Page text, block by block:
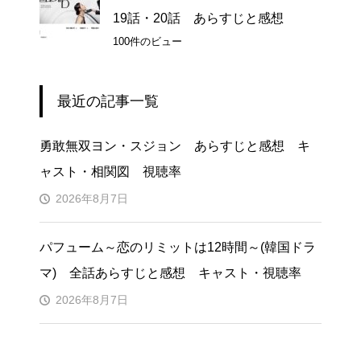
19話・20話 あらすじと感想
100件のビュー
最近の記事一覧
勇敢無双ヨン・スジョン あらすじと感想 キ
ャスト・相関図 視聴率
2026年8月7日
パフューム～恋のリミットは12時間～(韓国ドラ
マ) 全話あらすじと感想 キャスト・視聴率
2026年8月7日